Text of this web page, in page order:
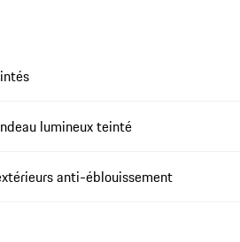
lumineux teinté
anti-éblouissement